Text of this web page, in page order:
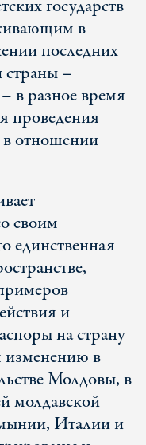
государств
в
последних
страны –
в разное время
проведения
в отношении
своим
единственная
и
на страну
изменению в
Молдовы, в
молдавской
Италии и